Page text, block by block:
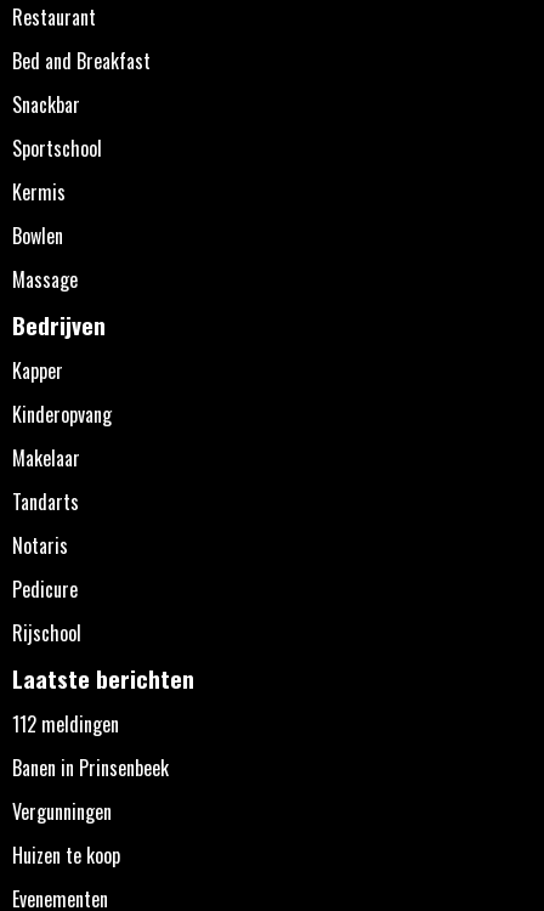
Restaurant
Bed and Breakfast
Snackbar
Sportschool
Kermis
Bowlen
Massage
Bedrijven
Kapper
Kinderopvang
Makelaar
Tandarts
Notaris
Pedicure
Rijschool
Laatste berichten
112 meldingen
Banen in Prinsenbeek
Vergunningen
Huizen te koop
Evenementen